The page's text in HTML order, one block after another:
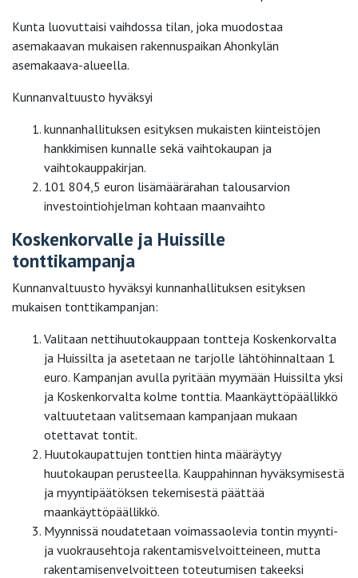
Kunta luovuttaisi vaihdossa tilan, joka muodostaa
asemakaavan mukaisen rakennuspaikan Ahonkylän
asemakaava-alueella.
Kunnanvaltuusto hyväksyi
kunnanhallituksen esityksen mukaisten kiinteistöjen
hankkimisen kunnalle sekä vaihtokaupan ja
vaihtokauppakirjan.
101 804,5 euron lisämäärärahan talousarvion
investointiohjelman kohtaan maanvaihto
Koskenkorvalle ja Huissille
tonttikampanja
Kunnanvaltuusto hyväksyi kunnanhallituksen esityksen
mukaisen tonttikampanjan:
Valitaan nettihuutokauppaan tontteja Koskenkorvalta
ja Huissilta ja asetetaan ne tarjolle lähtöhinnaltaan 1
euro. Kampanjan avulla pyritään myymään Huissilta yksi
ja Koskenkorvalta kolme tonttia. Maankäyttöpäällikkö
valtuutetaan valitsemaan kampanjaan mukaan
otettavat tontit.
Huutokaupattujen tonttien hinta määräytyy
huutokaupan perusteella. Kauppahinnan hyväksymisestä
ja myyntipäätöksen tekemisestä päättää
maankäyttöpäällikkö.
Myynnissä noudatetaan voimassaolevia tontin myynti-
ja vuokrausehtoja rakentamisvelvoitteineen, mutta
rakentamisenvelvoitteen toteutumisen takeeksi